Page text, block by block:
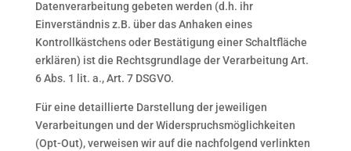
Datenverarbeitung gebeten werden (d.h. ihr
Einverständnis z.B. über das Anhaken eines
Kontrollkästchens oder Bestätigung einer Schaltfläche
erklären) ist die Rechtsgrundlage der Verarbeitung Art.
6 Abs. 1 lit. a., Art. 7 DSGVO.
Für eine detaillierte Darstellung der jeweiligen
Verarbeitungen und der Widerspruchsmöglichkeiten
(Opt-Out), verweisen wir auf die nachfolgend verlinkten